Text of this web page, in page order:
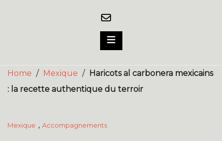
Home / Mexique /
Haricots al carbonera mexicains
: la recette authentique du terroir
Mexique , Accompagnements